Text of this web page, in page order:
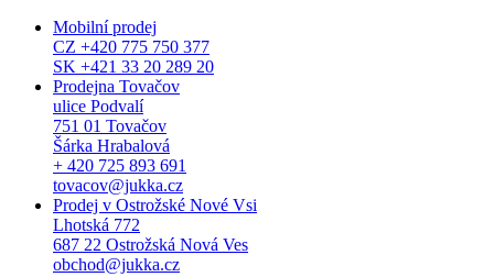
Mobilní prodej
CZ +420 775 750 377
SK +421 33 20 289 20
Prodejna Tovačov
ulice Podvalí
751 01 Tovačov
Šárka Hrabalová
+ 420 725 893 691
tovacov@jukka.cz
Prodej v Ostrožské Nové Vsi
Lhotská 772
687 22 Ostrožská Nová Ves
obchod@jukka.cz